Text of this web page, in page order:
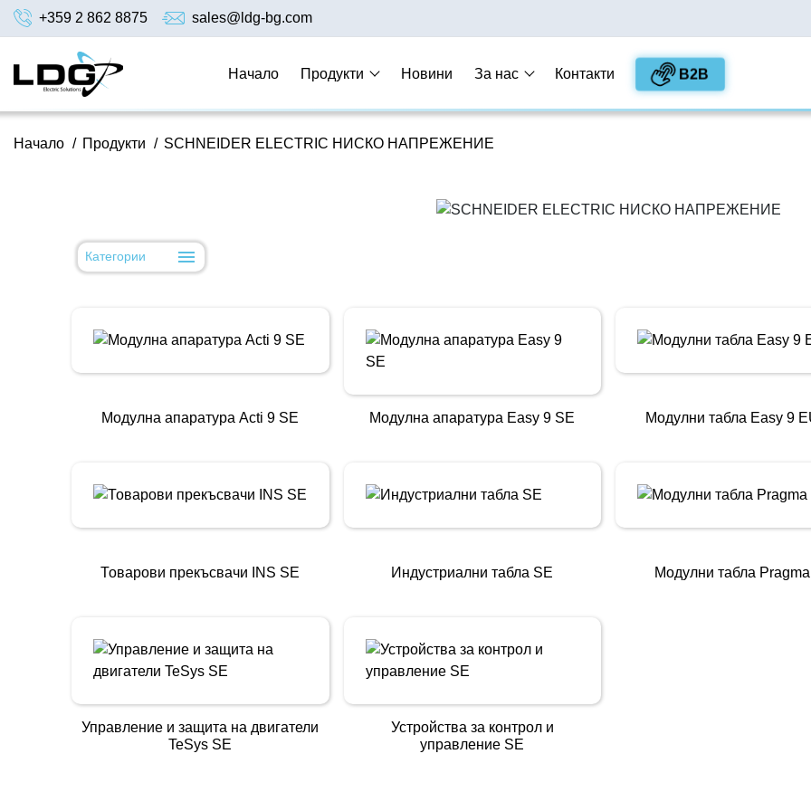
+359 2 862 8875 sales@ldg-bg.com
Начало Продукти Новини За нас Контакти B2B
/
Начало /
Продукти SCHNEIDER ELECTRIC НИСКО НАПРЕЖЕНИЕ
Категории
Модулна апаратура Acti 9 SE Модулна апаратура Easy 9 SE Модулни табла Easy 9
Товарови прекъсвачи INS SE Индустриални табла SE Модулни табла
Управление и защита на двигатели
TeSys SE
Устройства за контрол и
управление SE